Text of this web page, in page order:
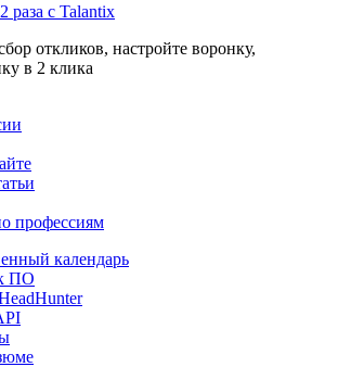
раза с Talantix
откликов, настройте воронку,
в 2 клика
профессиям
календарь
ПО